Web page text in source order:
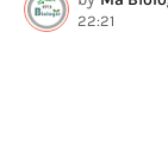
22:21